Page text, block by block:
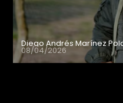
Diego Andrés Marínez
08/04/2026